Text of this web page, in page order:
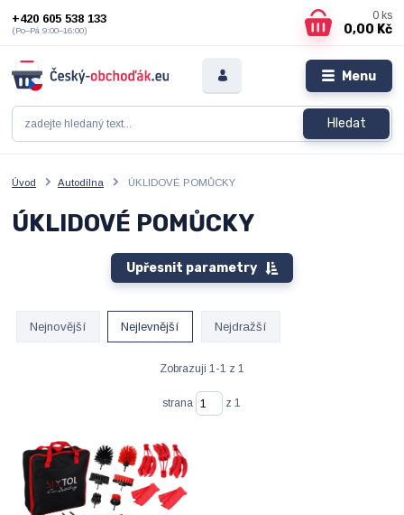
Menu
Hledat
+420 605 538 133
(Po–Pá 9:00–16:00)
0 ks
0,00 Kč
Úvod Autodílna ÚKLIDOVÉ POMŮCKY
ÚKLIDOVÉ POMŮCKY
Upřesnit parametry
Nejnovější Nejlevnější Nejdražší
Zobrazuji 1-1 z 1
strana z 1